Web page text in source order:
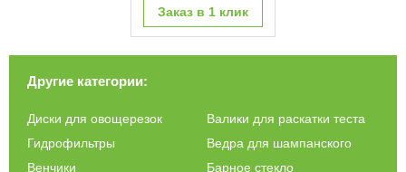
Заказ в 1 клик
Другие категории:
Диски для овощерезок
Валики для раскатки теста
Гидрофильтры
Ведра для шампанского
Венчики
Барное стекло